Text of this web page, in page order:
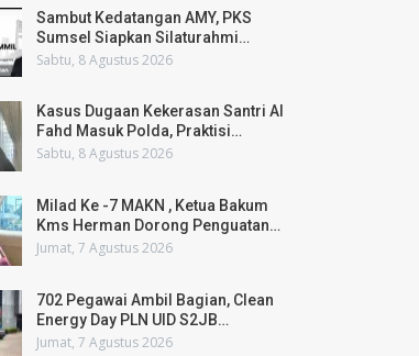
Sambut Kedatangan AMY, PKS
Sumsel Siapkan Silaturahmi…
Sabtu, 8 Agustus 2026
Kasus Dugaan Kekerasan Santri Al
Fahd Masuk Polda, Praktisi…
Sabtu, 8 Agustus 2026
Milad Ke -7 MAKN , Ketua Bakum
Kms Herman Dorong Penguatan…
Jumat, 7 Agustus 2026
702 Pegawai Ambil Bagian, Clean
Energy Day PLN UID S2JB…
Jumat, 7 Agustus 2026